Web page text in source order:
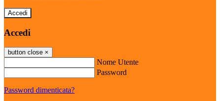
Accedi
Accedi
button close ×
Nome Utente
Password
Password dimenticata?